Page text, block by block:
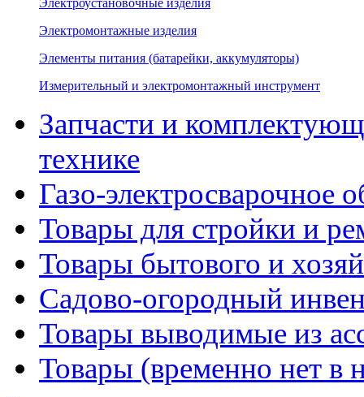
Электроустановочные изделия
Электромонтажные изделия
Элементы питания (батарейки, аккумуляторы)
Измерительный и электромонтажный инструмент
Запчасти и
технике
Газо-электросварочное
Товары для стройки и
Товары бытового и
Садово-огородный
Товары выводимые из
Товары (временно нет в